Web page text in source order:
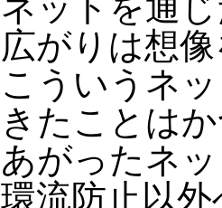
広がりは想
こういうネ
きたことは
あがったネ
環流防止以